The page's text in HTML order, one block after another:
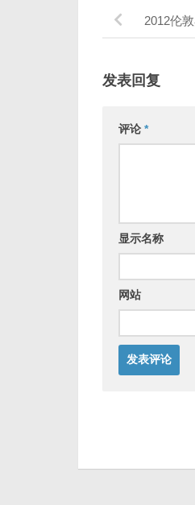
2012伦
发表回复
评论 *
显示名称
网站